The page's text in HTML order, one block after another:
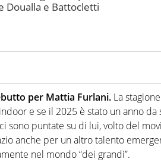
Doualla e Battocletti
non hanno segreti: basket,
la notizia dove altri non vedono
per Mattia Furlani. La
e se il 2025 è stato un anno
sono puntate su di lui, volto del
anche per un altro talento
nel mondo “dei grandi”.